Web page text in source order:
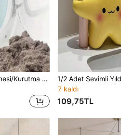
1 Adet Çamaşır Makinesi/Kurutma Makinesi Havalandırma Temizleme Fırçası, Uzun Esnek Çubuk ve Spiral Kıllarla - Toz Toplar, Deterjan Kalıntılarını Temizler, Tıkanmayı Önler, Cihaz Verimliliğini Korur, Çamaşır Makinesini Temizler, Hav Filtresini Temizler, Ergonomik Sap Tasarımı, Sağlam Sap Yapısı
7 kaldı
109,75TL